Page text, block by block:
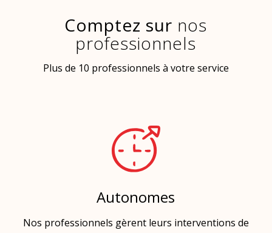
Comptez sur nos
professionnels
Plus de 10 professionnels à votre service
Autonomes
Nos professionnels gèrent leurs interventions de